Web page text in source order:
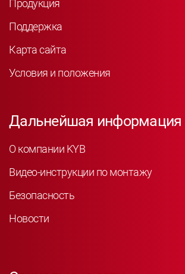
Продукция
Поддержка
Карта сайта
Условия и положения
Дальнейшая информация
О компании KYB
Видео-инструкции по монтажу
Безопасность
Новости